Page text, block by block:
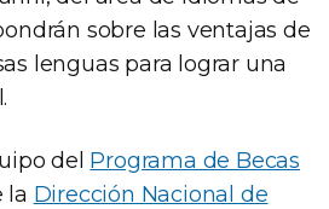
sobre las ventajas de
lenguas para lograr una
del Programa de Becas
la Dirección Nacional de